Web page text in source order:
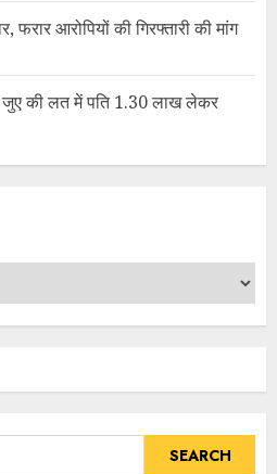
फरार आरोपियों की गिरफ्तारी की मांग
की लत में पति 1.30 लाख लेकर